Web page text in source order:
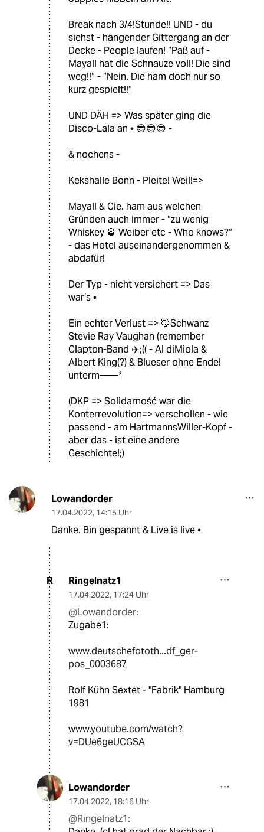
Break nach 3/4!Stunde!! UND - du
siehst - hängender Gittergang an der
Decke - People laufen! “Paß auf -
Mayall hat die Schnauze voll! Die sind
weg!!“ - “Nein. Die ham doch nur so
kurz gespielt!!“
UND DÄH => Was später ging die
Disco-Lala an • 😎😎😎 -
& nochens -
Kekshalle Bonn - Pleite! Weil!=>
Mayall & Cie. ham aus welchen
Gründen auch immer - “zu wenig
Whiskey 🥃 Weiber etc - Who knows?“
- das Hotel auseinandergenommen &
abdafür!
Der Typ - nicht versichert => Das
war‘s •
Ein echter Verlust => 🦊Schwanz
Stevie Ray Vaughan (remember
Clapton-Band ✈️;(( - Al diMiola &
Albert King(?) & Blueser ohne Ende!
unterm——*
(DKP => Solidarność war die
Konterrevolution=> verschollen - wie
passend - am HartmannsWiller-Kopf -
aber das - ist eine andere
Geschichte!;)
Lowandorder
17.04.2022, 14:15 Uhr
Danke. Bin gespannt & Live is live •
R Ringelnatz1
17.04.2022, 17:24 Uhr
@Lowandorder:
Zugabe1:
www.deutschefototh...df_ger-
pos_0003687
Rolf Kühn Sextet - "Fabrik" Hamburg
1981
www.youtube.com/watch?
v=DUe6geUCGSA
Lowandorder
17.04.2022, 18:16 Uhr
@Ringelnatz1: